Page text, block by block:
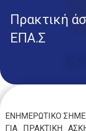
Πρακτική
ΕΠΑ.Σ
ΕΝΗΜΕΡΩΤΙΚΟ
ΓΙΑ ΠΡΑΚΤΙΚΗ